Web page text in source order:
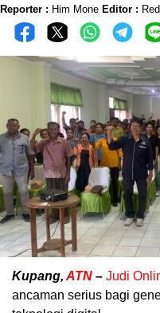
Reporter : Him Mone Editor :
Kupang, ATN – Judi
ancaman serius bagi